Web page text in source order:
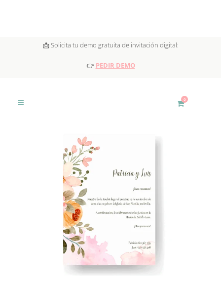
📩 Solicita tu demo gratuita de invitación digital:
👉 PEDIR DEMO
0